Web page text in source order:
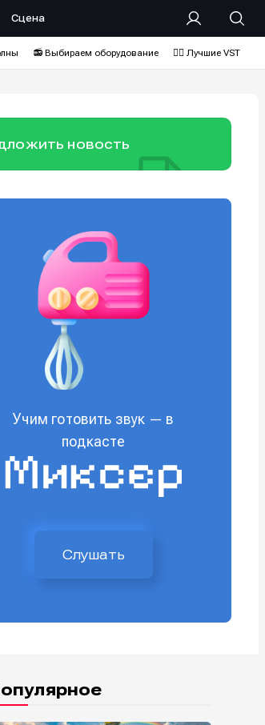
Сцена
📻 Выбираем оборудование ❤️‍🔥 Лучшие VST
новость
Учим готовить звук — в
подкасте
Слушать